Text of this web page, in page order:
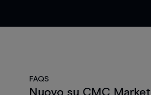
FAQS
Nuovo su CMC